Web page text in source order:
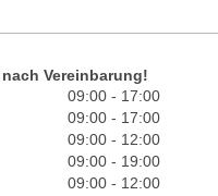
Vereinbarung!
09:00 - 17:00
09:00 - 17:00
09:00 - 12:00
09:00 - 19:00
09:00 - 12:00